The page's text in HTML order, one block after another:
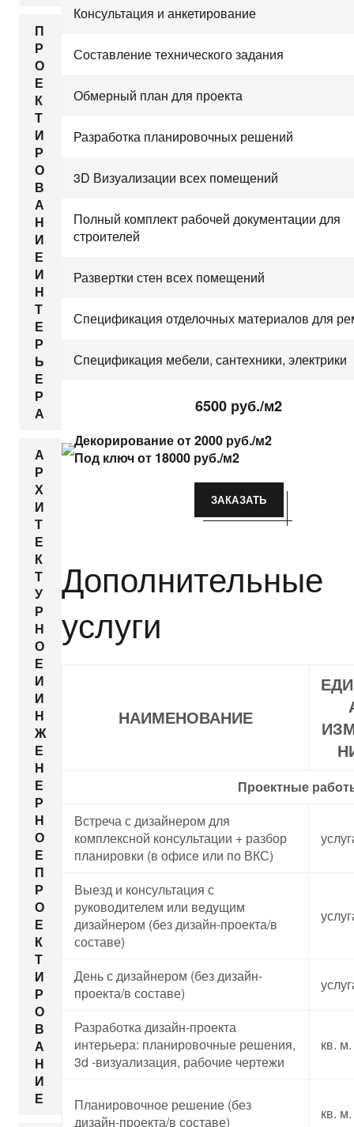
П
Р
О
Е
К
Т
И
Р
О
В
А
Н
И
Е
И
Н
Т
Е
Р
Ь
Е
Р
А
А
Р
Х
И
Т
Е
К
Т
У
Р
Н
О
Е
И
И
Н
Ж
Е
Н
Е
Р
Н
О
Е
П
Р
О
Е
К
Т
И
Р
О
В
А
Н
И
Е
Консультация и анкетирование
Составление технического задания
Обмерный план для проекта
Разработка планировочных решений
3D Визуализации всех помещений
Полный комплект рабочей документации для
строителей
Развертки стен всех помещений
Спецификация отделочных материалов для
Спецификация мебели, сантехники, электрики
6500 руб./м2
Декорирование от 2000 руб./м2
Под ключ от 18000 руб./м2
ЗАКАЗАТЬ
Дополнительные
услуги
НАИМЕНОВАНИЕ
Проектные
Встреча с дизайнером для
комплексной консультации + разбор
планировки (в офисе или по ВКС)
Выезд и консультация с
руководителем или ведущим
дизайнером (без дизайн-проекта/в
составе)
День с дизайнером (без дизайн-
проекта/в составе)
Разработка дизайн-проекта
интерьера: планировочные решения,
3d -визуализация, рабочие чертежи
кв. м.
Планировочное решение (без
дизайн-проекта/в составе)
кв. м.